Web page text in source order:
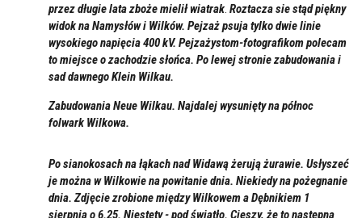
przez długie lata zboże mielił wiatrak. Roztacza sie stąd piękny
widok na Namysłów i Wilków. Pejzaż psuja tylko dwie linie
wysokiego napięcia 400 kV. Pejzażystom-fotografikom polecam
to miejsce o zachodzie słońca. Po lewej stronie zabudowania i
sad dawnego Klein Wilkau.
Zabudowania Neue Wilkau. Najdalej wysunięty na północ
folwark Wilkowa.
Po sianokosach na łąkach nad Widawą żerują żurawie. Usłyszeć
je można w Wilkowie na powitanie dnia. Niekiedy na pożegnanie
dnia. Zdjęcie zrobione między Wilkowem a Dębnikiem 1
sierpnia o 6.25. Niestety - pod światło. Cieszy, że to następna